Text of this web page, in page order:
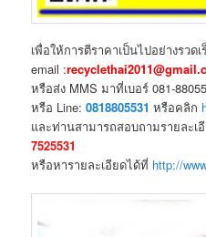
เพื่อให้การตีราคาเป็นไปอย่างรวด
email :
หรือส่ง MMS มาที่เบอร์ 081-
หรือ Line:0818805531 หรือคลิก
และท่านสามารถสอบถามรายละ
7525531
หรือหารายละเอียดได้ที่ http://